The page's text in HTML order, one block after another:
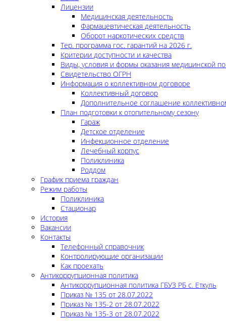
Лицензии
Медицинская деятельность
Фармацевтическая деятельность
Оборот наркотических средств
Тер. программа гос. гарантий на 2026 г.
Критерии доступности и качества
Виды, условия и формы оказания медицинской
Свидетельство ОГРН
Информация о коллективном договоре
Коллективный договор
Дополнительное соглашение
План подготовки к отопительному сезону
Гараж
Детское отделение
Инфекционное отделение
Лечебный корпус
Поликлиника
Роддом
График приема граждан
Режим работы
Поликлиника
Стационар
История
Вакансии
Контакты
Телефонный справочник
Контролирующие организации
Как проехать
Антикоррупционная политика
Антикоррупционная политика ГБУЗ РБ с. Еткуль
Приказ № 135 от 28.07.2022
Приказ № 135-2 от 28.07.2022
Приказ № 135-3 от 28.07.2022